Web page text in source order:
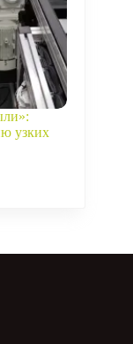
узких